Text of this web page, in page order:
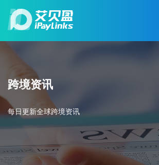
跨境资讯
每日更新全球跨境资讯